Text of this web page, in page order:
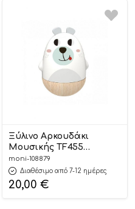
Ξύλινο Αρκουδάκι
Μουσικής TF455
6972633371298 12m+ –
Tooky Toy
moni-108879
Διαθέσιμο από 7-12 ημέρες
20,00 €